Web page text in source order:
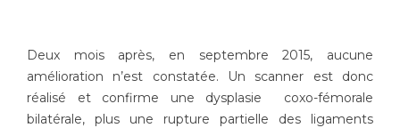
Deux mois après, en septembre 2015, aucune
amélioration n’est constatée. Un scanner est donc
réalisé et confirme une dysplasie coxo-fémorale
bilatérale, plus une rupture partielle des ligaments